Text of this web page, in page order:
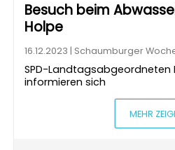
Besuch beim
Holpe
16.12.2023 | Schaumburger
SPD-Landtagsabgeordneten
informieren sich
MEHR